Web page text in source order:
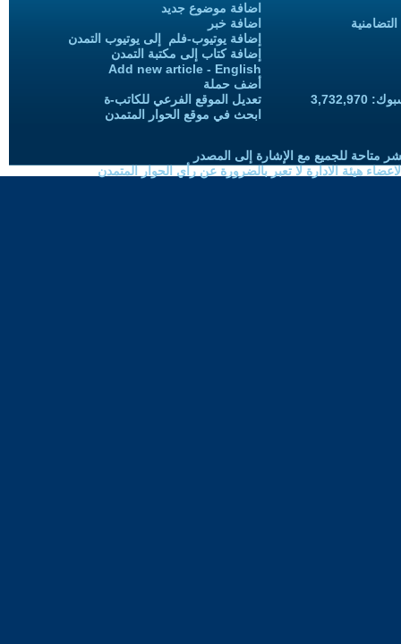
اضافة موضوع جديد
اضافة خبر
إضافة يوتيوب-فلم إلى يوتيوب التمدن
إضافة كتاب إلى مكتبة التمدن
Add new article - English
أضف حملة
تعديل الموقع الفرعي للكاتب-ة
ابحث في موقع الحوار المتمدن
متاحة للجميع مع الإشارة إلى المصدر
هيئة الادارة لا تعبر بالضرورة عن رأي الحوار المتمدن